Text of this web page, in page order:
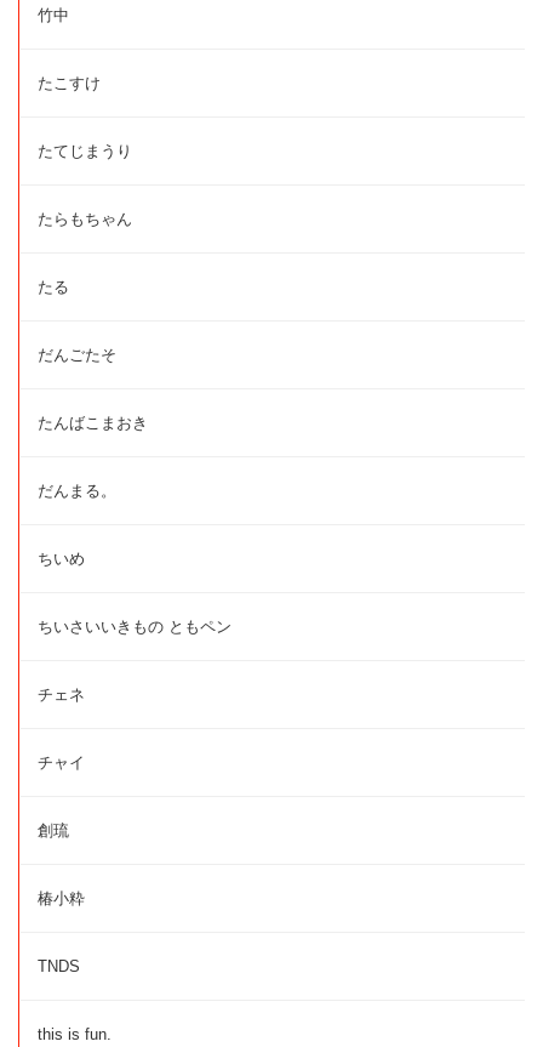
竹中
たこすけ
たてじまうり
たらもちゃん
たる
だんごたそ
たんばこまおき
だんまる。
ちいめ
ちいさいいきもの ともペン
チェネ
チャイ
創琉
椿小粋
TNDS
this is fun.